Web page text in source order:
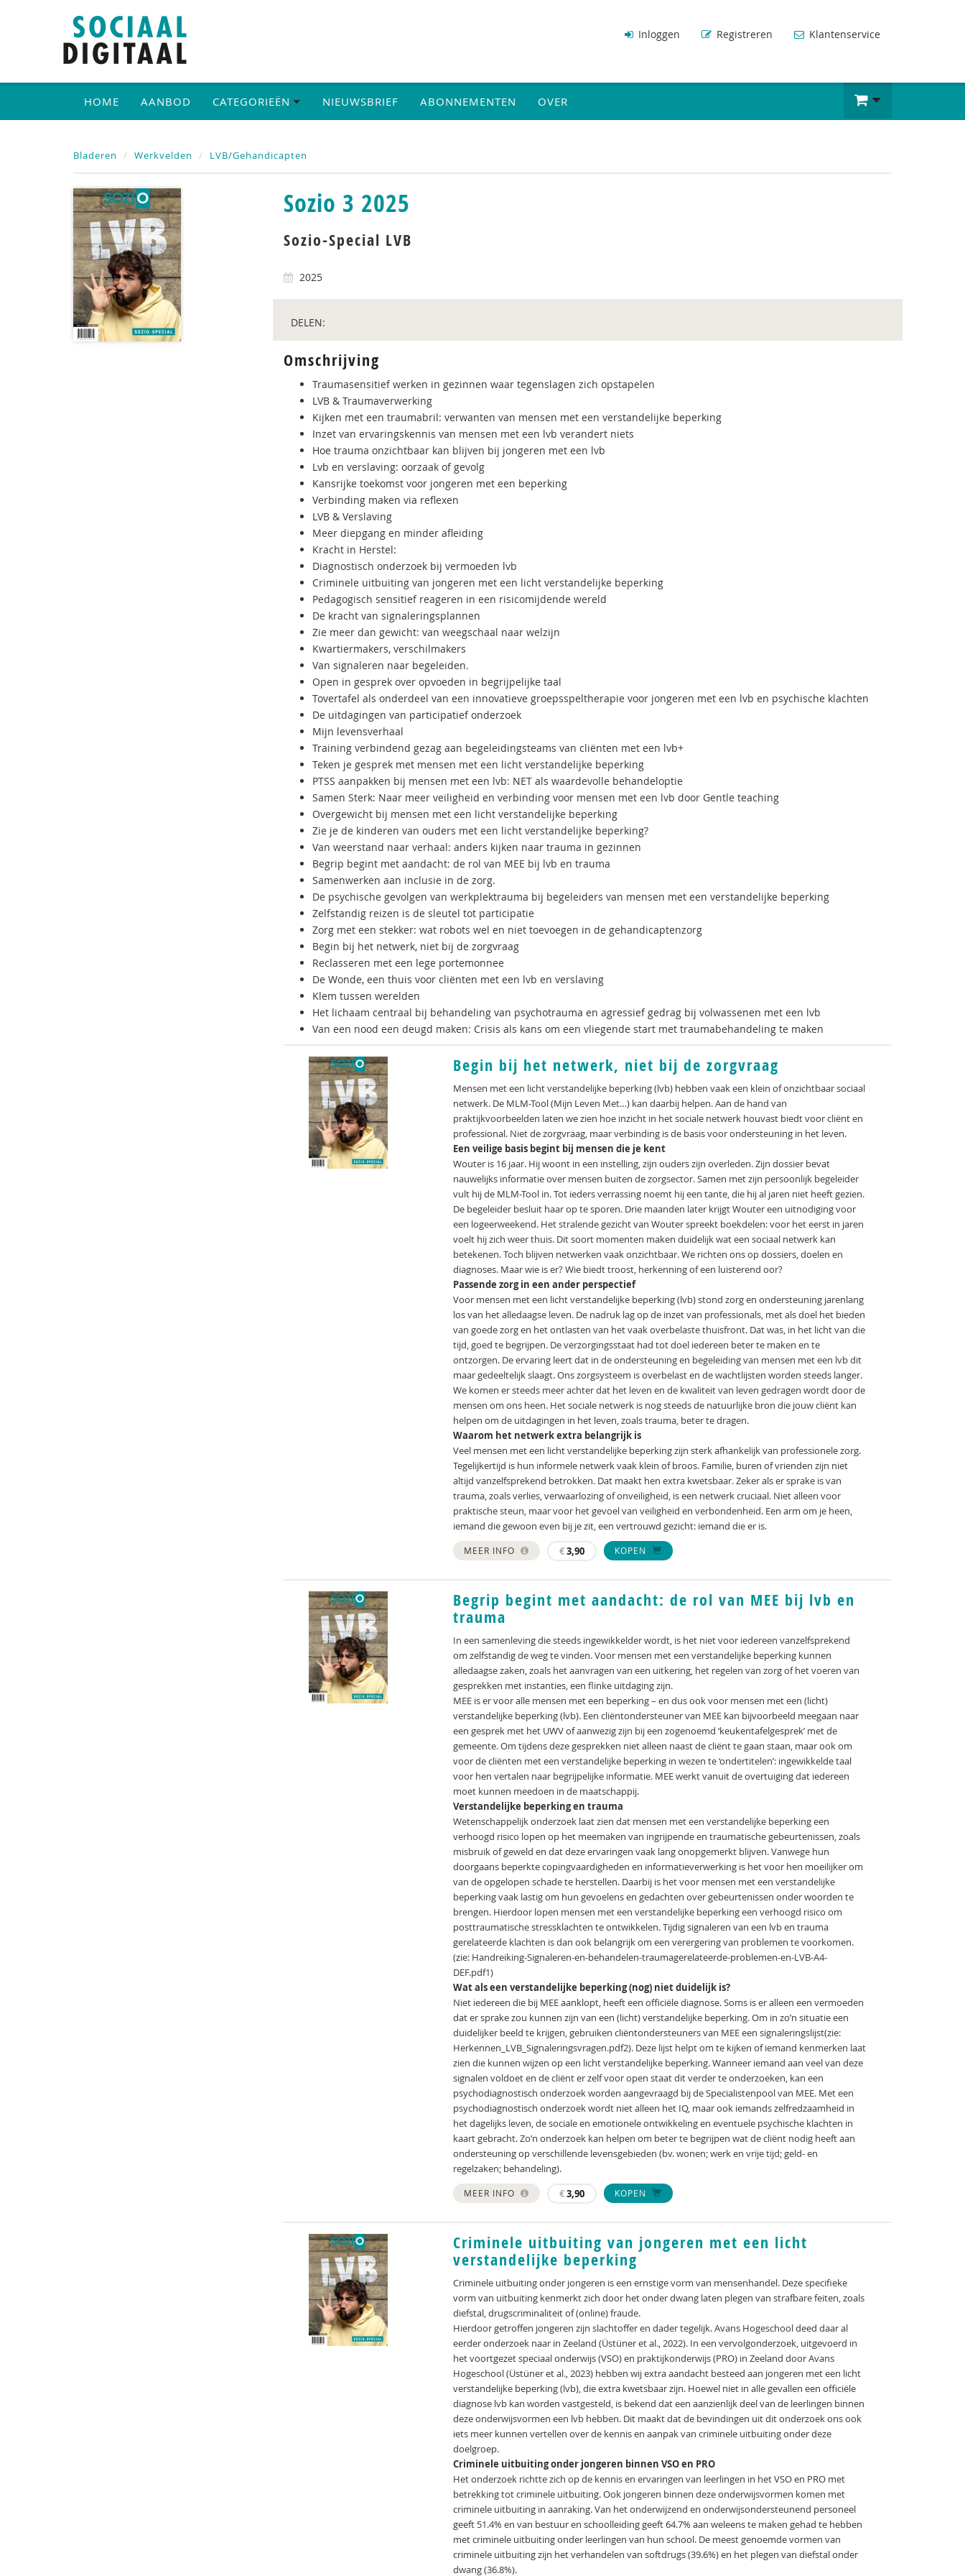
Inloggen Registreren Klantenservice
HOME AANBOD CATEGORIEËN NIEUWSBRIEF ABONNEMENTEN OVER
Bladeren Werkvelden LVB/Gehandicapten
Sozio 3 2025
Sozio-Special LVB
2025
DELEN:
Omschrijving
Traumasensitief werken in gezinnen waar tegenslagen zich opstapelen
LVB & Traumaverwerking
Kijken met een traumabril: verwanten van mensen met een verstandelijke beperking
Inzet van ervaringskennis van mensen met een lvb verandert niets
Hoe trauma onzichtbaar kan blijven bij jongeren met een lvb
Lvb en verslaving: oorzaak of gevolg
Kansrijke toekomst voor jongeren met een beperking
Verbinding maken via reflexen
LVB & Verslaving
Meer diepgang en minder afleiding
Kracht in Herstel:
Diagnostisch onderzoek bij vermoeden lvb
Criminele uitbuiting van jongeren met een licht verstandelijke beperking
Pedagogisch sensitief reageren in een risicomijdende wereld
De kracht van signaleringsplannen
Zie meer dan gewicht: van weegschaal naar welzijn
Kwartiermakers, verschilmakers
Van signaleren naar begeleiden.
Open in gesprek over opvoeden in begrijpelijke taal
Tovertafel als onderdeel van een innovatieve groepsspeltherapie voor jongeren met een lvb en psychische klachten
De uitdagingen van participatief onderzoek
Mijn levensverhaal
Training verbindend gezag aan begeleidingsteams van cliënten met een lvb+
Teken je gesprek met mensen met een licht verstandelijke beperking
PTSS aanpakken bij mensen met een lvb: NET als waardevolle behandeloptie
Samen Sterk: Naar meer veiligheid en verbinding voor mensen met een lvb door Gentle teaching
Overgewicht bij mensen met een licht verstandelijke beperking
Zie je de kinderen van ouders met een licht verstandelijke beperking?
Van weerstand naar verhaal: anders kijken naar trauma in gezinnen
Begrip begint met aandacht: de rol van MEE bij lvb en trauma
Samenwerken aan inclusie in de zorg.
De psychische gevolgen van werkplektrauma bij begeleiders van mensen met een verstandelijke beperking
Zelfstandig reizen is de sleutel tot participatie
Zorg met een stekker: wat robots wel en niet toevoegen in de gehandicaptenzorg
Begin bij het netwerk, niet bij de zorgvraag
Reclasseren met een lege portemonnee
De Wonde, een thuis voor cliënten met een lvb en verslaving
Klem tussen werelden
Het lichaam centraal bij behandeling van psychotrauma en agressief gedrag bij volwassenen met een lvb
Van een nood een deugd maken: Crisis als kans om een vliegende start met traumabehandeling te maken
Begin bij het netwerk, niet bij de zorgvraag
Mensen met een licht verstandelijke beperking (lvb) hebben vaak een klein of onzichtbaar sociaal
netwerk. De MLM-Tool (Mijn Leven Met…) kan daarbij helpen. Aan de hand van
praktijkvoorbeelden laten we zien hoe inzicht in het sociale netwerk houvast biedt voor cliënt en
professional. Niet de zorgvraag, maar verbinding is de basis voor ondersteuning in het leven.
Een veilige basis begint bij mensen die je kent
Wouter is 16 jaar. Hij woont in een instelling, zijn ouders zijn overleden. Zijn dossier bevat
nauwelijks informatie over mensen buiten de zorgsector. Samen met zijn persoonlijk begeleider
vult hij de MLM-Tool in. Tot ieders verrassing noemt hij een tante, die hij al jaren niet heeft gezien.
De begeleider besluit haar op te sporen. Drie maanden later krijgt Wouter een uitnodiging voor
een logeerweekend. Het stralende gezicht van Wouter spreekt boekdelen: voor het eerst in jaren
voelt hij zich weer thuis. Dit soort momenten maken duidelijk wat een sociaal netwerk kan
betekenen. Toch blijven netwerken vaak onzichtbaar. We richten ons op dossiers, doelen en
diagnoses. Maar wie is er? Wie biedt troost, herkenning of een luisterend oor?
Passende zorg in een ander perspectief
Voor mensen met een licht verstandelijke beperking (lvb) stond zorg en ondersteuning jarenlang
los van het alledaagse leven. De nadruk lag op de inzet van professionals, met als doel het bieden
van goede zorg en het ontlasten van het vaak overbelaste thuisfront. Dat was, in het licht van die
tijd, goed te begrijpen. De verzorgingsstaat had tot doel iedereen beter te maken en te
ontzorgen. De ervaring leert dat in de ondersteuning en begeleiding van mensen met een lvb dit
maar gedeeltelijk slaagt. Ons zorgsysteem is overbelast en de wachtlijsten worden steeds langer.
We komen er steeds meer achter dat het leven en de kwaliteit van leven gedragen wordt door de
mensen om ons heen. Het sociale netwerk is nog steeds de natuurlijke bron die jouw cliënt kan
helpen om de uitdagingen in het leven, zoals trauma, beter te dragen.
Waarom het netwerk extra belangrijk is
Veel mensen met een licht verstandelijke beperking zijn sterk afhankelijk van professionele zorg.
Tegelijkertijd is hun informele netwerk vaak klein of broos. Familie, buren of vrienden zijn niet
altijd vanzelfsprekend betrokken. Dat maakt hen extra kwetsbaar. Zeker als er sprake is van
trauma, zoals verlies, verwaarlozing of onveiligheid, is een netwerk cruciaal. Niet alleen voor
praktische steun, maar voor het gevoel van veiligheid en verbondenheid. Een arm om je heen,
iemand die gewoon even bij je zit, een vertrouwd gezicht: iemand die er is.
MEER INFO €3,90 KOPEN
Begrip begint met aandacht: de rol van MEE bij lvb en
trauma
In een samenleving die steeds ingewikkelder wordt, is het niet voor iedereen vanzelfsprekend
om zelfstandig de weg te vinden. Voor mensen met een verstandelijke beperking kunnen
alledaagse zaken, zoals het aanvragen van een uitkering, het regelen van zorg of het voeren van
gesprekken met instanties, een flinke uitdaging zijn.
MEE is er voor alle mensen met een beperking – en dus ook voor mensen met een (licht)
verstandelijke beperking (lvb). Een cliëntondersteuner van MEE kan bijvoorbeeld meegaan naar
een gesprek met het UWV of aanwezig zijn bij een zogenoemd ‘keukentafelgesprek’ met de
gemeente. Om tijdens deze gesprekken niet alleen naast de cliënt te gaan staan, maar ook om
voor de cliënten met een verstandelijke beperking in wezen te ‘ondertitelen’: ingewikkelde taal
voor hen vertalen naar begrijpelijke informatie. MEE werkt vanuit de overtuiging dat iedereen
moet kunnen meedoen in de maatschappij.
Verstandelijke beperking en trauma
Wetenschappelijk onderzoek laat zien dat mensen met een verstandelijke beperking een
verhoogd risico lopen op het meemaken van ingrijpende en traumatische gebeurtenissen, zoals
misbruik of geweld en dat deze ervaringen vaak lang onopgemerkt blijven. Vanwege hun
doorgaans beperkte copingvaardigheden en informatieverwerking is het voor hen moeilijker om
van de opgelopen schade te herstellen. Daarbij is het voor mensen met een verstandelijke
beperking vaak lastig om hun gevoelens en gedachten over gebeurtenissen onder woorden te
brengen. Hierdoor lopen mensen met een verstandelijke beperking een verhoogd risico om
posttraumatische stressklachten te ontwikkelen. Tijdig signaleren van een lvb en trauma
gerelateerde klachten is dan ook belangrijk om een verergering van problemen te voorkomen.
(zie: Handreiking-Signaleren-en-behandelen-traumagerelateerde-problemen-en-LVB-A4-
DEF.pdf1)
Wat als een verstandelijke beperking (nog) niet duidelijk is?
Niet iedereen die bij MEE aanklopt, heeft een officiële diagnose. Soms is er alleen een vermoeden
dat er sprake zou kunnen zijn van een (licht) verstandelijke beperking. Om in zo’n situatie een
duidelijker beeld te krijgen, gebruiken cliëntondersteuners van MEE een signaleringslijst(zie:
Herkennen_LVB_Signaleringsvragen.pdf2). Deze lijst helpt om te kijken of iemand kenmerken laat
zien die kunnen wijzen op een licht verstandelijke beperking. Wanneer iemand aan veel van deze
signalen voldoet en de cliënt er zelf voor open staat dit verder te onderzoeken, kan een
psychodiagnostisch onderzoek worden aangevraagd bij de Specialistenpool van MEE. Met een
psychodiagnostisch onderzoek wordt niet alleen het IQ, maar ook iemands zelfredzaamheid in
het dagelijks leven, de sociale en emotionele ontwikkeling en eventuele psychische klachten in
kaart gebracht. Zo’n onderzoek kan helpen om beter te begrijpen wat de cliënt nodig heeft aan
ondersteuning op verschillende levensgebieden (bv. wonen; werk en vrije tijd; geld- en
regelzaken; behandeling).
MEER INFO €3,90 KOPEN
Criminele uitbuiting van jongeren met een licht
verstandelijke beperking
Criminele uitbuiting onder jongeren is een ernstige vorm van mensenhandel. Deze specifieke
vorm van uitbuiting kenmerkt zich door het onder dwang laten plegen van strafbare feiten, zoals
diefstal, drugscriminaliteit of (online) fraude.
Hierdoor getroffen jongeren zijn slachtoffer en dader tegelijk. Avans Hogeschool deed daar al
eerder onderzoek naar in Zeeland (Üstüner et al., 2022). In een vervolgonderzoek, uitgevoerd in
het voortgezet speciaal onderwijs (VSO) en praktijkonderwijs (PRO) in Zeeland door Avans
Hogeschool (Üstüner et al., 2023) hebben wij extra aandacht besteed aan jongeren met een licht
verstandelijke beperking (lvb), die extra kwetsbaar zijn. Hoewel niet in alle gevallen een officiële
diagnose lvb kan worden vastgesteld, is bekend dat een aanzienlijk deel van de leerlingen binnen
deze onderwijsvormen een lvb hebben. Dit maakt dat de bevindingen uit dit onderzoek ons ook
iets meer kunnen vertellen over de kennis en aanpak van criminele uitbuiting onder deze
doelgroep.
Criminele uitbuiting onder jongeren binnen VSO en PRO
Het onderzoek richtte zich op de kennis en ervaringen van leerlingen in het VSO en PRO met
betrekking tot criminele uitbuiting. Ook jongeren binnen deze onderwijsvormen komen met
criminele uitbuiting in aanraking. Van het onderwijzend en onderwijsondersteunend personeel
geeft 51.4% en van bestuur en schoolleiding geeft 64.7% aan weleens te maken gehad te hebben
met criminele uitbuiting onder leerlingen van hun school. De meest genoemde vormen van
criminele uitbuiting zijn het verhandelen van softdrugs (39.6%) en het plegen van diefstal onder
dwang (36.8%).